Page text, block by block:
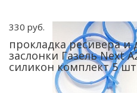
330 руб.
прокладка ресивера и
заслонки Газель Next
силикон комплект 5 шт